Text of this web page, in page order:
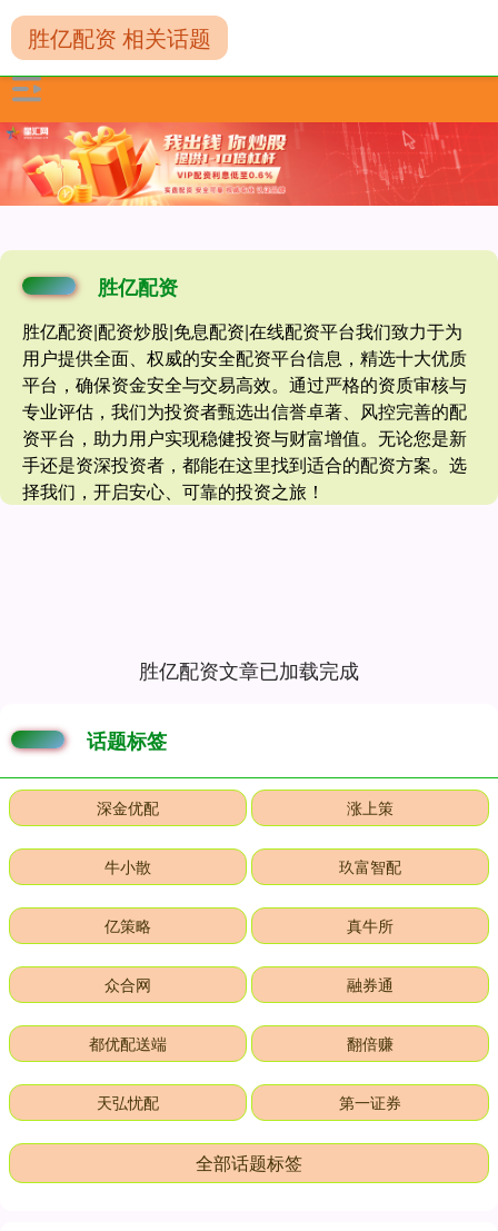
胜亿配资
胜亿配资|配资炒股|免息配资|在线配资平台我们致力于为
用户提供全面、权威的安全配资平台信息，精选十大优质
平台，确保资金安全与交易高效。通过严格的资质审核与
专业评估，我们为投资者甄选出信誉卓著、风控完善的配
资平台，助力用户实现稳健投资与财富增值。无论您是新
手还是资深投资者，都能在这里找到适合的配资方案。选
择我们，开启安心、可靠的投资之旅！
胜亿配资 相关话题
胜亿配资文章已加载完成
话题标签
深金优配 涨上策
牛小散 玖富智配
亿策略 真牛所
众合网 融券通
都优配送端 翻倍赚
天弘忧配 第一证券
全部话题标签